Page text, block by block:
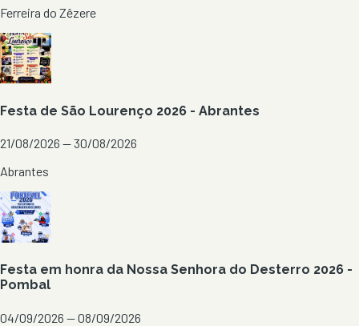
Ferreira do Zêzere
Festa de São Lourenço 2026 - Abrantes
21/08/2026 — 30/08/2026
Abrantes
Festa em honra da Nossa Senhora do Desterro 2026 -
Pombal
04/09/2026 — 08/09/2026